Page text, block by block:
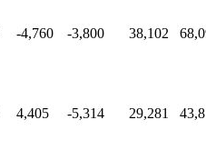
-4,760 -3,800 38,102
4,405 -5,314 29,281